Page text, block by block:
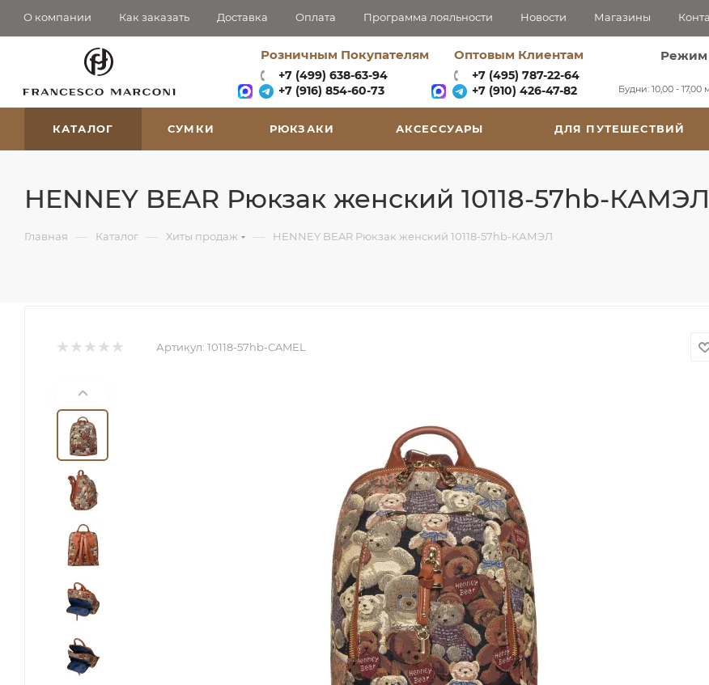
О компании Как заказать Доставка Оплата Программа лояльности Новости Магазины
Розничным Покупателям
+7 (499) 638-63-94
+7 (916) 854-60-73‬
Оптовым Клиентам
+7 (495) 787-22-64
+7 (910) 426-47-82
Режим
Будни: 10,00 - 17,00
КАТАЛОГ СУМКИ РЮКЗАКИ АКСЕССУАРЫ ДЛЯ ПУТЕШЕСТВИЙ
HENNEY BEAR Рюкзак женский 10118-57hb-КАМЭЛ
Главная — Каталог — Хиты продаж — HENNEY BEAR Рюкзак женский 10118-57hb-КАМЭЛ
Артикул: 10118-57hb-CAMEL